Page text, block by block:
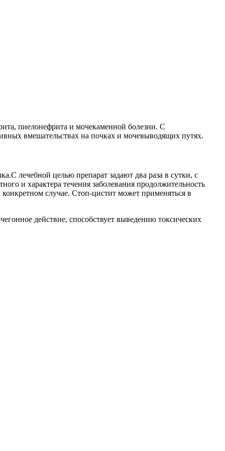
пиелонефрита и мочекаменной болезни. С
вмешательствах на почках и мочевыводящих путях.
лечебной целью препарат задают два раза в сутки, с
и характера течения заболевания продолжительность
случае. Стоп-цистит может применяться в
действие, способствует выведению токсических